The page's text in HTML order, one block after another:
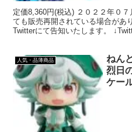
定価8,360円(税込) ２０２２年０
ても販売再開されている場合があ
Twitterにて告知いたします。
人気・品薄商品
ねん
烈日
ケー